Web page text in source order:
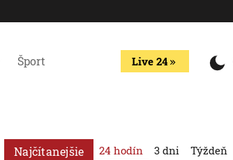
Šport Live 24
Najčítanejšie 24 hodín 3 dni Týždeň